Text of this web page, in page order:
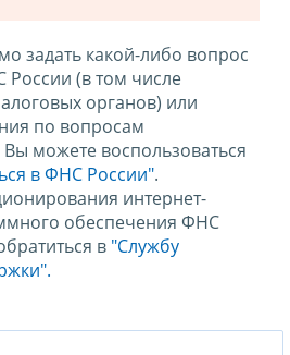
задать какой-либо вопрос
России (в том числе
органов) или
по вопросам
можете воспользоваться
в ФНС России".
интернет-
обеспечения ФНС
в "Службу